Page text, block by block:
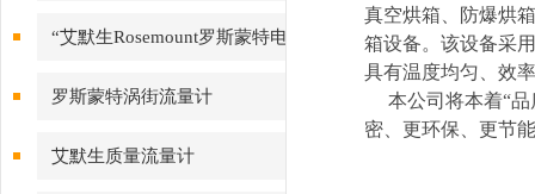
“艾默生Rosemount罗斯蒙特电
磁流量计
罗斯蒙特涡街流量计
艾默生质量流量计
真空烘箱、防爆烘
箱设备。该设备采
具有温度均匀、效
本公司将本着“品
密、更环保、更节